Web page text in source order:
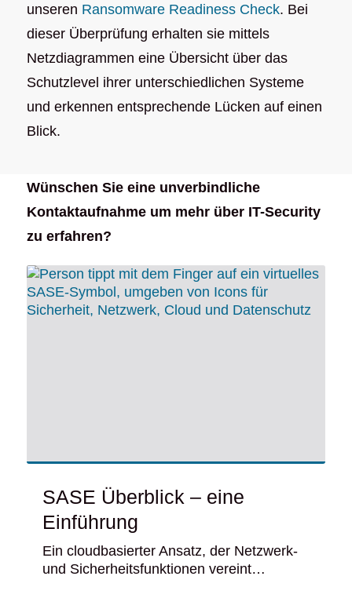
unseren Ransomware Readiness Check. Bei
dieser Überprüfung erhalten sie mittels
Netzdiagrammen eine Übersicht über das
Schutzlevel ihrer unterschiedlichen Systeme
und erkennen entsprechende Lücken auf einen
Blick.
Wünschen Sie eine unverbindliche
Kontaktaufnahme um mehr über IT-Security
zu erfahren?
SASE Überblick – eine
Einführung
Ein cloudbasierter Ansatz, der Netzwerk-
und Sicherheitsfunktionen vereint…